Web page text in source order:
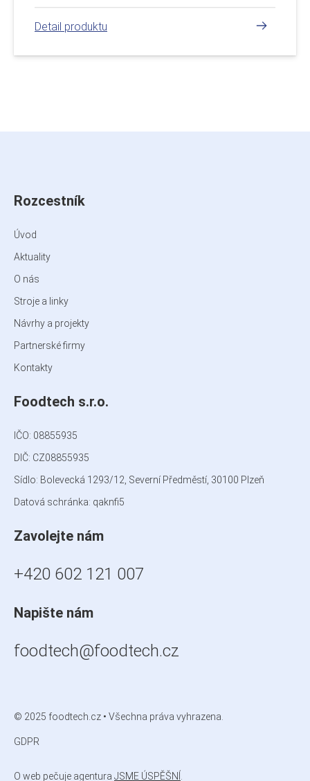
číst více
Rozcestník
Úvod
Aktuality
O nás
Stroje a linky
Návrhy a projekty
Partnerské firmy
Kontakty
Foodtech s.r.o.
IČO: 08855935
DIČ: CZ08855935
Sídlo: Bolevecká 1293/12, Severní Předměstí, 30100 Plzeň
Datová schránka: qaknfi5
Zavolejte nám
+420 602 121 007
Napište nám
foodtech@foodtech.cz
© 2025 foodtech.cz • Všechna práva vyhrazena.
GDPR
O web pečuje agentura JSME ÚSPĚŠNÍ